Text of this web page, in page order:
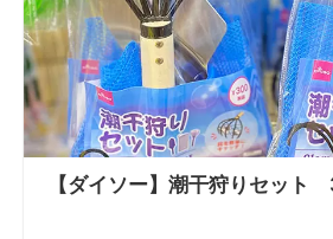
【ダイソー】潮干狩りセット